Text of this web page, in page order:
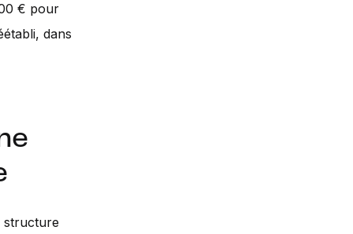
€ pour
dans
structure